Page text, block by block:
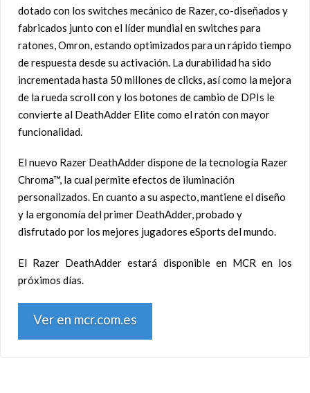
dotado con los switches mecánico de Razer, co-diseñados y
fabricados junto con el líder mundial en switches para
ratones, Omron, estando optimizados para un rápido tiempo
de respuesta desde su activación. La durabilidad ha sido
incrementada hasta 50 millones de clicks, así como la mejora
de la rueda scroll con y los botones de cambio de DPIs le
convierte al DeathAdder Elite como el ratón con mayor
funcionalidad.
El nuevo Razer DeathAdder dispone de la tecnología Razer
Chroma™, la cual permite efectos de iluminación
personalizados. En cuanto a su aspecto, mantiene el diseño
y la ergonomía del primer DeathAdder, probado y
disfrutado por los mejores jugadores eSports del mundo.
El Razer DeathAdder estará disponible en MCR en los
próximos días.
Ver en mcr.com.es